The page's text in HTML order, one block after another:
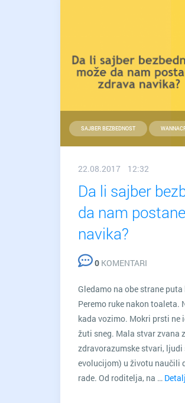
SAJBER BEZBEDNOST
22.08.2017 12:32
Da li sajber
da nam
navika?
0 KOMENTARI
Gledamo na obe strane
Peremo ruke nakon toaleta.
kada vozimo. Mokri prsti ne
žuti sneg. Mala stvar zvana
zdravorazumske stvari, ljudi
evolucijom) u životu naučili
rade. Od roditelja, na …